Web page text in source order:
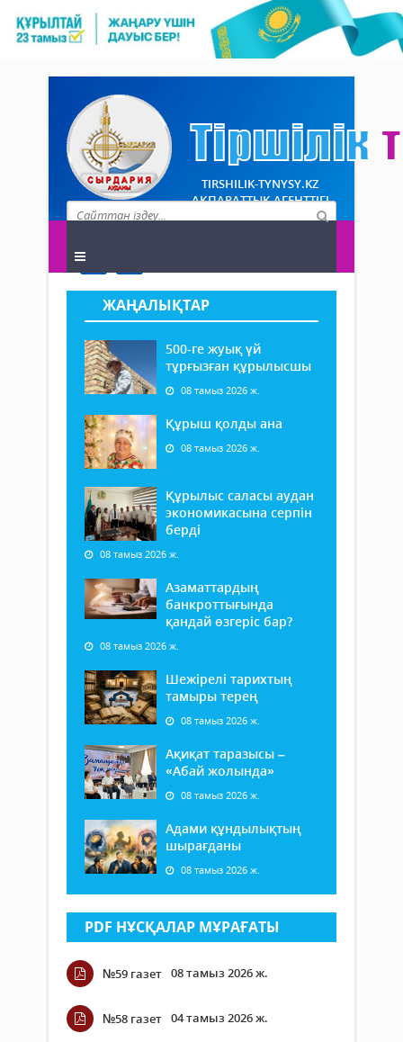
TIRSHILIK-TYNYSY.KZ
АҚПАРАТТЫҚ АГЕНТТІГІ
ЖАҢАЛЫҚТАР
500-ге жуық үй
тұрғызған құрылысшы
08 тамыз 2026 ж.
Құрыш қолды ана
08 тамыз 2026 ж.
Құрылыс саласы аудан
экономикасына серпін
берді
08 тамыз 2026 ж.
Азаматтардың
банкроттығында
қандай өзгеріс бар?
08 тамыз 2026 ж.
Шежірелі тарихтың
тамыры терең
08 тамыз 2026 ж.
Ақиқат таразысы –
«Абай жолында»
08 тамыз 2026 ж.
Адами құндылықтың
шырағданы
08 тамыз 2026 ж.
PDF НҰСҚАЛАР МҰРАҒАТЫ
№59 газет 08 тамыз 2026 ж.
№58 газет 04 тамыз 2026 ж.